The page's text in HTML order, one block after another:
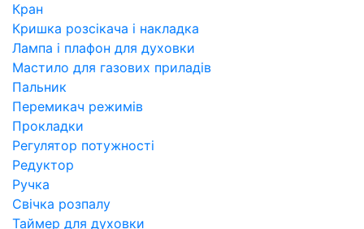
Кран
Кришка розсікача і накладка
Лампа і плафон для духовки
Мастило для газових приладів
Пальник
Перемикач режимів
Прокладки
Регулятор потужності
Редуктор
Ручка
Свічка розпалу
Таймер для духовки